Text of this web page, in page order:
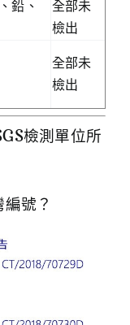
鉛、
全部未
檢出
全部未
檢出
檢測單位所
號？